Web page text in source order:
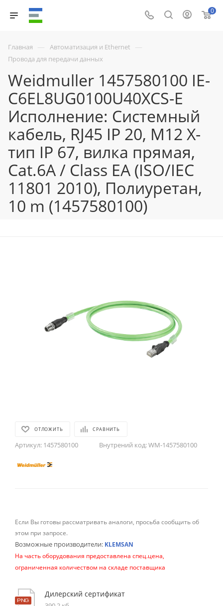
0
Главная — Автоматизация и Ethernet —
Провода для передачи данных
Weidmuller 1457580100 IE-
C6EL8UG0100U40XCS-E
Исполнение: Системный
кабель, RJ45 IP 20, M12 X-
тип IP 67, вилка прямая,
Cat.6A / Class EA (ISO/IEC
11801 2010), Полиуретан,
10 m (1457580100)
ОТЛОЖИТЬ СРАВНИТЬ
Артикул: 1457580100 Внутрений код:WM-1457580100
Если Вы готовы рассматривать аналоги, просьба сообщить об
этом при запросе.
Возможные производители: KLEMSAN
На часть оборудования предоставлена спец.цена,
ограниченная количеством на складе поставщика
Дилерский сертификат